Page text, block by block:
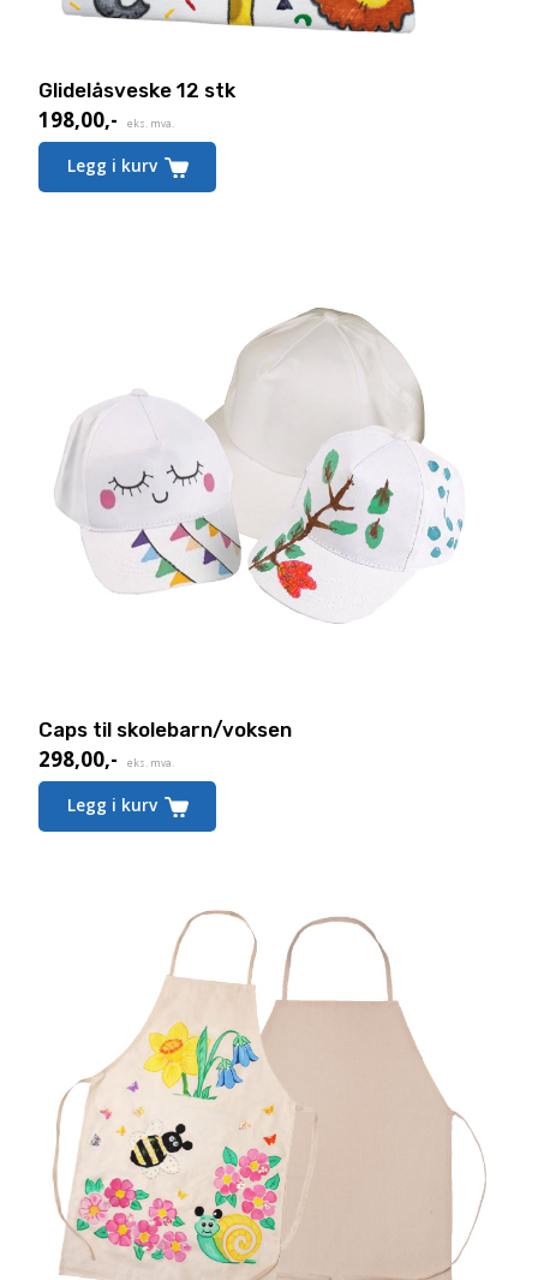
Glidelåsveske 12 stk
198,00,- eks. mva.
Legg i kurv
Caps til skolebarn/voksen
298,00,- eks. mva.
Legg i kurv